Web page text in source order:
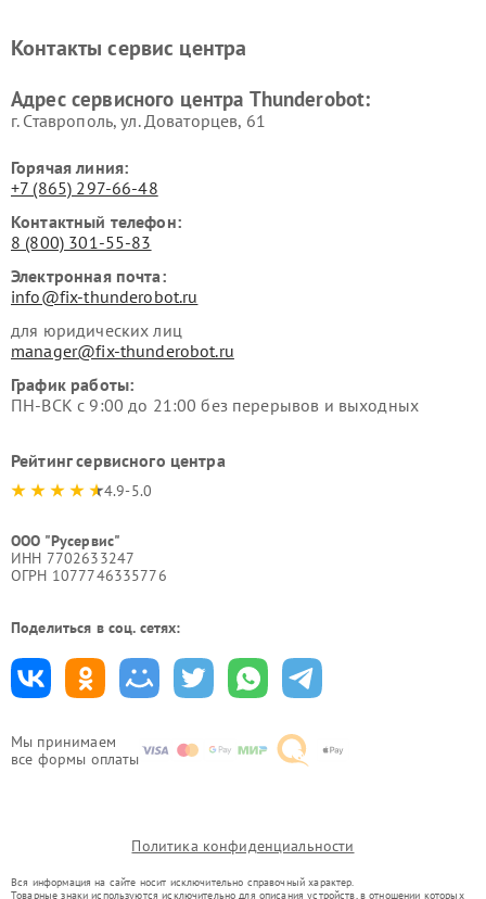
Мы принимаем
все формы оплаты
Контакты сервис центра
Адрес сервисного центра Thunderobot:
г. Ставрополь, ул. Доваторцев, 61
Горячая линия:
+7 (865) 297-66-48
Контактный телефон:
8 (800) 301-55-83
Электронная почта:
info@fix-thunderobot.ru
для юридических лиц
manager@fix-thunderobot.ru
График работы:
ПН-ВСК с 9:00 до 21:00 без перерывов и выходных
Рейтинг сервисного центра
4.9-5.0
ООО "Русервис"
ИНН 7702633247
ОГРН 1077746335776
Поделиться в соц. сетях:
Политика конфиденциальности
Вся информация на сайте носит исключительно справочный характер.
Товарные знаки используются исключительно для описания устройств, в отношении которых